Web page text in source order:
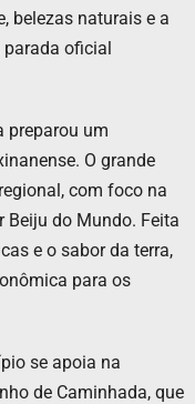
belezas naturais e a
oficial
preparou um
O grande
com foco na
Beiju do Mundo. Feita
e o sabor da terra,
para os
se apoia na
de Caminhada, que